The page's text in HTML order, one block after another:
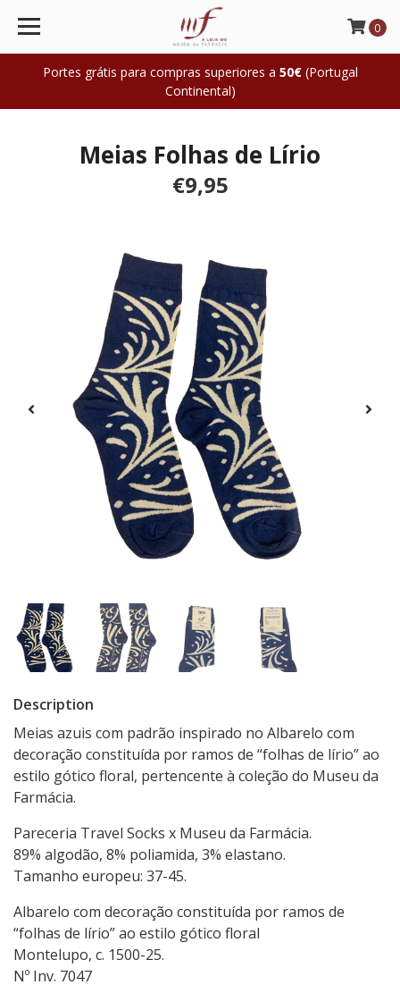
Portes grátis para compras superiores a 50€(Portugal
Continental)
0
Meias Folhas de Lírio
€9,95
Description
Meias azuis com padrão inspirado no Albarelo com
decoração constituída por ramos de “folhas de lírio” ao
estilo gótico floral, pertencente à coleção do Museu da
Farmácia.
Pareceria Travel Socks x Museu da Farmácia.
89% algodão, 8% poliamida, 3% elastano.
Tamanho europeu: 37-45.
Albarelo com decoração constituída por ramos de
“folhas de lírio” ao estilo gótico floral
Montelupo, c. 1500-25.
Nº Inv. 7047